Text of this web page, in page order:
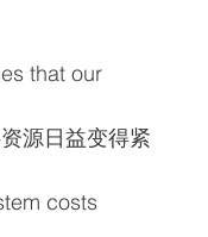
that our
源日益变得紧
costs